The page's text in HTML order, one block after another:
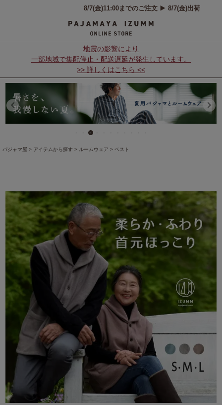
地震の影響により
一部地域で集配停止・配送遅延が発生しています。
>> 詳しくはこちら <<
パジャマ屋 アイテムから探す ルームウェア ベスト